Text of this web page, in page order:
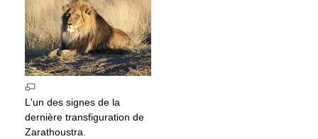
L'un des signes de la
dernière transfiguration de
Zarathoustra.